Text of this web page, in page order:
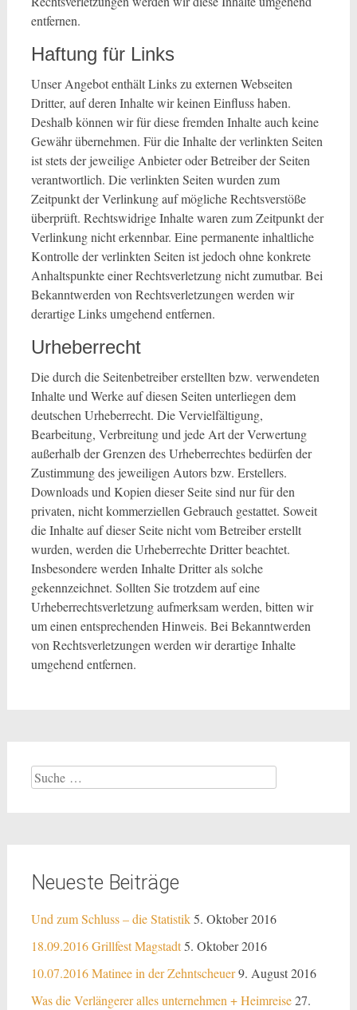
entfernen.
Haftung für Links
Unser Angebot enthält Links zu externen Webseiten
Dritter, auf deren Inhalte wir keinen Einfluss haben.
Deshalb können wir für diese fremden Inhalte auch keine
Gewähr übernehmen. Für die Inhalte der verlinkten Seiten
ist stets der jeweilige Anbieter oder Betreiber der Seiten
verantwortlich. Die verlinkten Seiten wurden zum
Zeitpunkt der Verlinkung auf mögliche Rechtsverstöße
überprüft. Rechtswidrige Inhalte waren zum Zeitpunkt der
Verlinkung nicht erkennbar. Eine permanente inhaltliche
Kontrolle der verlinkten Seiten ist jedoch ohne konkrete
Anhaltspunkte einer Rechtsverletzung nicht zumutbar. Bei
Bekanntwerden von Rechtsverletzungen werden wir
derartige Links umgehend entfernen.
Urheberrecht
Die durch die Seitenbetreiber erstellten bzw. verwendeten
Inhalte und Werke auf diesen Seiten unterliegen dem
deutschen Urheberrecht. Die Vervielfältigung,
Bearbeitung, Verbreitung und jede Art der Verwertung
außerhalb der Grenzen des Urheberrechtes bedürfen der
Zustimmung des jeweiligen Autors bzw. Erstellers.
Downloads und Kopien dieser Seite sind nur für den
privaten, nicht kommerziellen Gebrauch gestattet. Soweit
die Inhalte auf dieser Seite nicht vom Betreiber erstellt
wurden, werden die Urheberrechte Dritter beachtet.
Insbesondere werden Inhalte Dritter als solche
gekennzeichnet. Sollten Sie trotzdem auf eine
Urheberrechtsverletzung aufmerksam werden, bitten wir
um einen entsprechenden Hinweis. Bei Bekanntwerden
von Rechtsverletzungen werden wir derartige Inhalte
umgehend entfernen.
Suche
nach:
Neueste Beiträge
Und zum Schluss – die Statistik5. Oktober 2016
18.09.2016 Grillfest Magstadt5. Oktober 2016
10.07.2016 Matinee in der Zehntscheuer9. August 2016
Was die Verlängerer alles unternehmen + Heimreise27.